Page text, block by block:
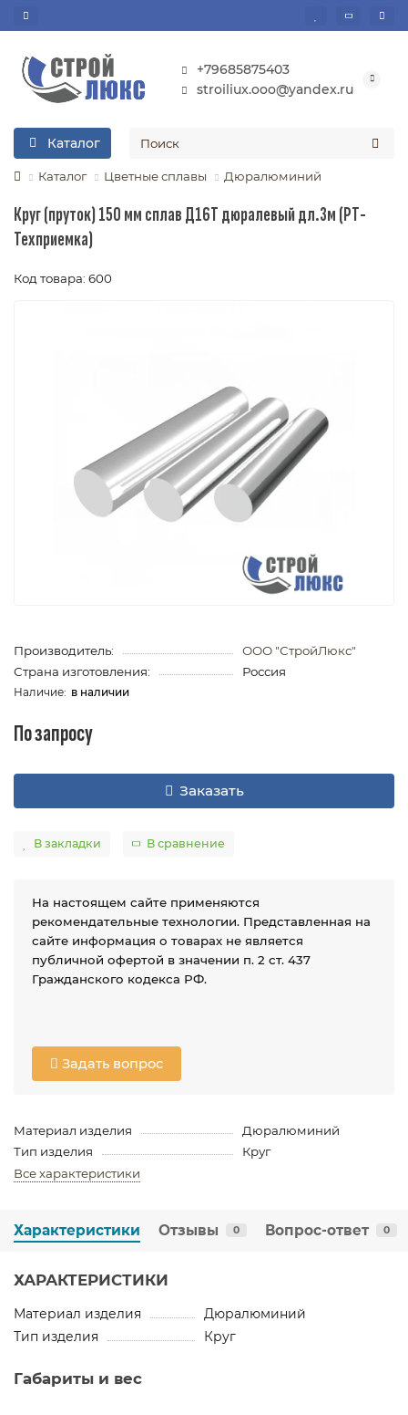
+79685875403
stroiliux.ooo@yandex.ru
Каталог
Каталог Цветные сплавы Дюралюминий
Круг (пруток) 150 мм сплав Д16Т дюралевый дл.3м (РТ-
Техприемка)
Код товара: 600
Производитель:
ООО "СтройЛюкс"
Страна изготовления:
Россия
в наличии
По запросу
Заказать
В закладки В сравнение
На настоящем сайте применяются
рекомендательные технологии. Представленная на
сайте информация о товарах не является
публичной офертой в значении п. 2 ст. 437
Гражданского кодекса РФ.
Задать вопрос
Материал изделия
Дюралюминий
Тип изделия
Круг
Все характеристики
Характеристики Отзывы 0 Вопрос-ответ 0
ХАРАКТЕРИСТИКИ
Материал изделия
Дюралюминий
Тип изделия
Круг
Габариты и вес